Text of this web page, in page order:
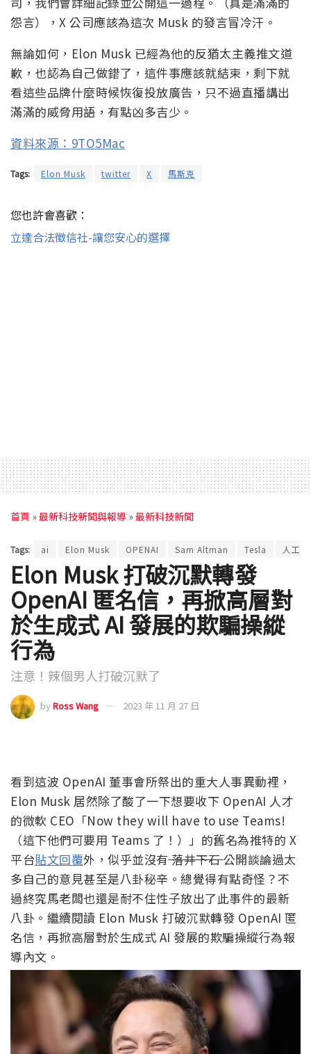
怨言），X 公司應該為這次 Musk 的發言冒冷汗。
無論如何，Elon Musk 已經為他的反猶太主義推文道
歉，也認為自己做錯了，這件事應該就結束，剩下就
看這些品牌什麼時候恢復投放廣告，只不過直播講出
滿滿的威脅用語，有點凶多吉少。
資料來源：9TO5Mac
Tags: Elon Musk twitter X 馬斯克
您也許會喜歡：
立達合法徵信社-讓您安心的選擇
首頁 »最新科技新聞與報導 »最新科技新聞
Tags: ai Elon Musk OPENAI Sam Altman Tesla 人工
Elon Musk 打破沉默轉發
OpenAI 匿名信，再掀高層對
於生成式 AI 發展的欺騙操縱
行為
注意！辣個男人打破沉默了
byRoss Wang 2023 年 11 月 27 日
看到這波 OpenAI 董事會所祭出的重大人事異動裡，
Elon Musk 居然除了酸了一下想要收下 OpenAI 人才
的微軟 CEO「Now they will have to use Teams!
（這下他們可要用 Teams 了！）」的舊名為推特的 X
平台貼文回覆外，似乎並沒有落井下石公開談論過太
多自己的意見甚至是八卦秘辛。總覺得有點奇怪？不
過終究馬老闆也還是耐不住性子放出了此事件的最新
八卦。繼續閱讀 Elon Musk 打破沉默轉發 OpenAI 匿
名信，再掀高層對於生成式 AI 發展的欺騙操縱行為報
導內文。